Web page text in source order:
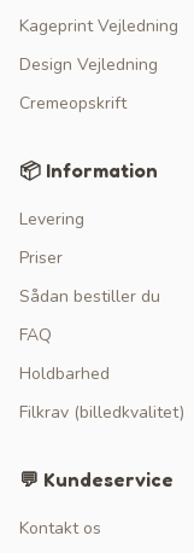
Kageprint Vejledning
Design Vejledning
Cremeopskrift
📦 Information
Levering
Priser
Sådan bestiller du
FAQ
Holdbarhed
Filkrav (billedkvalitet)
💬 Kundeservice
Kontakt os